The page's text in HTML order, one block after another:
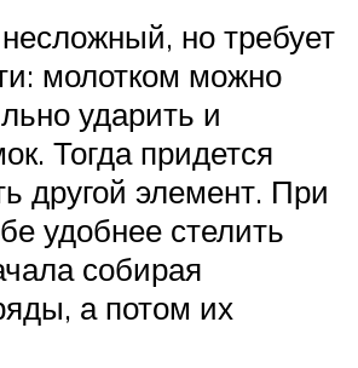
но требует
молотком можно
ударить и
Тогда придется
другой элемент. При
удобнее стелить
собирая
а потом их